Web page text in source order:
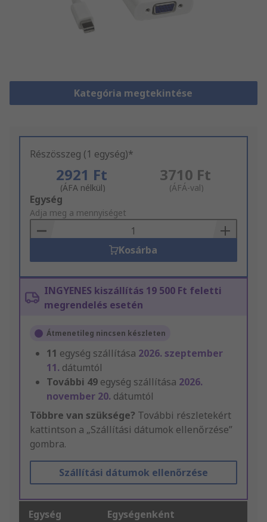
Kategória megtekintése
Részösszeg (1 egység)*
2921 Ft
(ÁFA nélkül)
3710 Ft
(ÁFÁ-val)
Add
to
Basket
Egység
Adja meg a mennyiséget
Kosárba
INGYENES kiszállítás 19 500 Ft feletti
megrendelés esetén
Átmenetileg nincsen készleten
11 egység szállítása 2026. szeptember
11. dátumtól
További 49 egység szállítása 2026.
november 20. dátumtól
Többre van szüksége? További részletekért
kattintson a „Szállítási dátumok ellenőrzése”
gombra.
Szállítási dátumok ellenőrzése
Egység Egységenként